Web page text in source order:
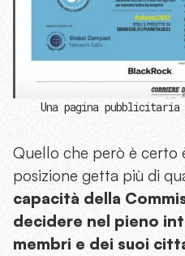
Una pagina
Quello che però è certo
posizione getta più di
capacità della
decidere nel pieno
membri e dei suoi